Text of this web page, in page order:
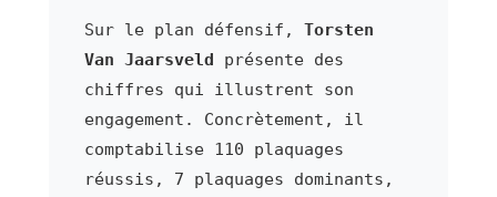
Sur le plan défensif, Torsten
Van Jaarsveld présente des
chiffres qui illustrent son
engagement. Concrètement, il
comptabilise 110 plaquages
réussis, 7 plaquages dominants,